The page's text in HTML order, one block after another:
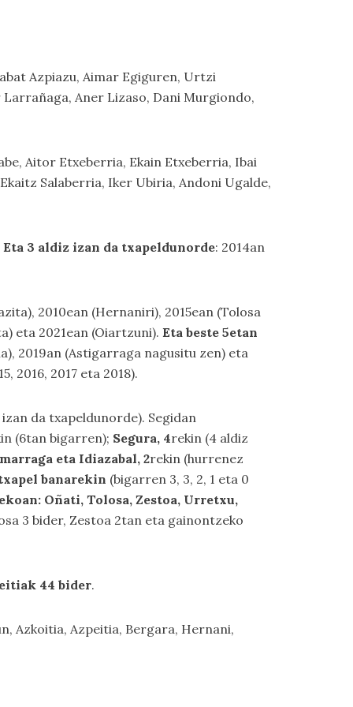
Azpiazu, Aimar Egiguren, Urtzi
Larrañaga, Aner Lizaso, Dani Murgiondo,
Aitor Etxeberria, Ekain Etxeberria, Ibai
Salaberria, Iker Ubiria, Andoni Ugalde,
Eta 3 aldiz izan da txapeldunorde: 2014an
2010ean (Hernaniri), 2015ean (Tolosa
eta 2021ean (Oiartzuni). Eta beste 5etan
2019an (Astigarraga nagusitu zen) eta
2017 eta 2018).
da txapeldunorde). Segidan
(6tan bigarren); Segura, 4rekin (4 aldiz
eta Idiazabal, 2rekin (hurrenez
banarekin (bigarren 3, 3, 2, 1 eta 0
Oñati, Tolosa, Zestoa, Urretxu,
3 bider, Zestoa 2tan eta gainontzeko
44 bider.
Azkoitia, Azpeitia, Bergara, Hernani,